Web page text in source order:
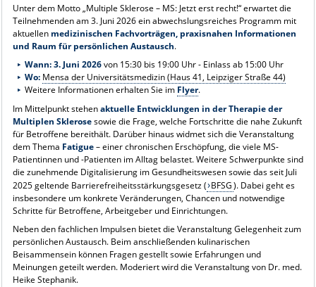
Unter dem Motto „Multiple Sklerose – MS: Jetzt erst recht!“ erwartet die
Teilnehmenden am 3. Juni 2026 ein abwechslungsreiches Programm mit
aktuellenmedizinischen Fachvorträgen, praxisnahen Informationen
und Raum für persönlichen Austausch.
Wann: 3. Juni 2026von 15:30 bis 19:00 Uhr - Einlass ab 15:00 Uhr
Wo: Mensa der Universitätsmedizin (Haus 41, Leipziger Straße 44)
Weitere Informationen erhalten Sie im Flyer.
Im Mittelpunkt stehenaktuelle Entwicklungen in der Therapie der
Multiplen Sklerosesowie die Frage, welche Fortschritte die nahe Zukunft
für Betroffene bereithält. Darüber hinaus widmet sich die Veranstaltung
dem Thema Fatigue– einer chronischen Erschöpfung, die viele MS-
Patientinnen und -Patienten im Alltag belastet. Weitere Schwerpunkte sind
die zunehmende Digitalisierung im Gesundheitswesen sowie das seit Juli
2025 geltende Barrierefreiheitsstärkungsgesetz ( BFSG). Dabei geht es
insbesondere um konkrete Veränderungen, Chancen und notwendige
Schritte für Betroffene, Arbeitgeber und Einrichtungen.
Neben den fachlichen Impulsen bietet die Veranstaltung Gelegenheit zum
persönlichen Austausch. Beim anschließenden kulinarischen
Beisammensein können Fragen gestellt sowie Erfahrungen und
Meinungen geteilt werden. Moderiert wird die Veranstaltung von Dr. med.
Heike Stephanik.